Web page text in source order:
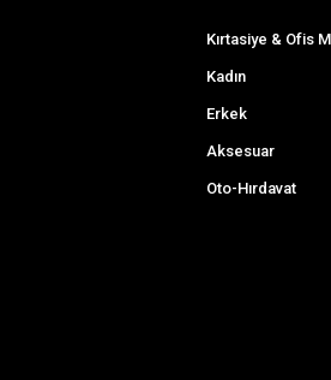
Kırtasiye & Ofis
Kadın
Erkek
Aksesuar
Oto-Hırdavat